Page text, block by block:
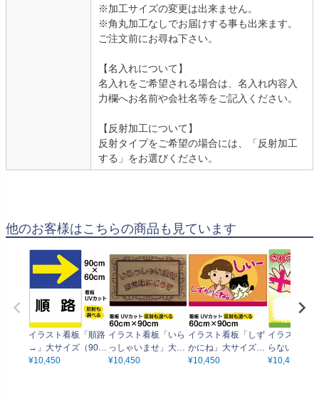
※加工サイズの変更は出来ません。
※角丸加工なしでお届けする事も出来ます。
ご注文前にお尋ね下さい。
【名入れについて】
名入れをご希望される場合は、名入れ内容入
力欄へお名前や会社名等をご記入ください。
【反射加工について】
反射タイプをご希望の場合には、「反射加工
する」をお選びください。
他のお客様はこちらの商品も見ています
イラスト看板「順路
→」大サイズ（90c
m×60cm） 取付穴8
¥10,450
イラスト看板「いら
っしゃいませ」大サ
イズ（90cm×60c
¥10,450
イラスト看板「しず
かにね」大サイズ
（90cm×60cm） 取
¥10,450
イラスト看
らないで！
ズ（
¥10,450